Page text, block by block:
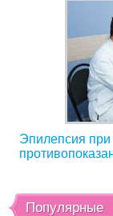
Эпилепсия при
Популярные